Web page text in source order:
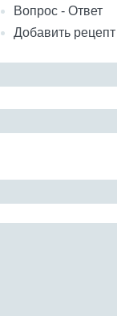
Вопрос - Ответ
Добавить рецепт